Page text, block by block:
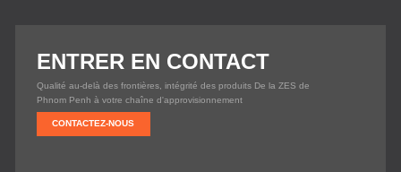
ENTRER EN CONTACT
Qualité au-delà des frontières, intégrité des produits De la ZES de
Phnom Penh à votre chaîne d'approvisionnement
CONTACTEZ-NOUS